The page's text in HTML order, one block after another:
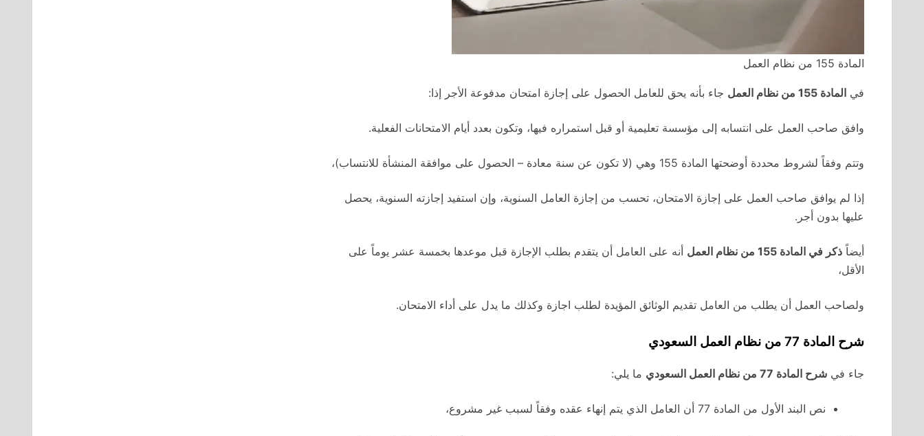
المادة 155 من نظام العمل
في المادة 155 من نظام العمل جاء بأنه يحق للعامل الحصول على إجازة امتحان مدفوعة الأجر إذا:
وافق صاحب العمل على انتسابه إلى مؤسسة تعليمية أو قبل استمراره فيها، وتكون بعدد أيام الامتحانات الفعلية.
وتتم وفقاً لشروط محددة أوضحتها المادة 155 وهي (لا تكون عن سنة معادة – الحصول على موافقة المنشأة للانتساب)،
إذا لم يوافق صاحب العمل على إجازة الامتحان، تحسب من إجازة العامل السنوية، وإن استفيد إجازته السنوية، يحصل
عليها بدون أجر.
أيضاً ذكر في المادة 155 من نظام العمل
أنه على العامل أن يتقدم بطلب الإجازة قبل موعدها بخمسة عشر يوماً على
الأقل،
ولصاحب العمل أن يطلب من العامل تقديم الوثائق المؤيدة لطلب اجازة وكذلك ما يدل على أداء الامتحان.
شرح المادة 77 من نظام العمل السعودي
جاء في شرح المادة 77 من نظام العمل السعودي ما يلي:
نص البند الأول من المادة 77 أن العامل الذي يتم إنهاء عقده وفقاً لسبب غير مشروع،